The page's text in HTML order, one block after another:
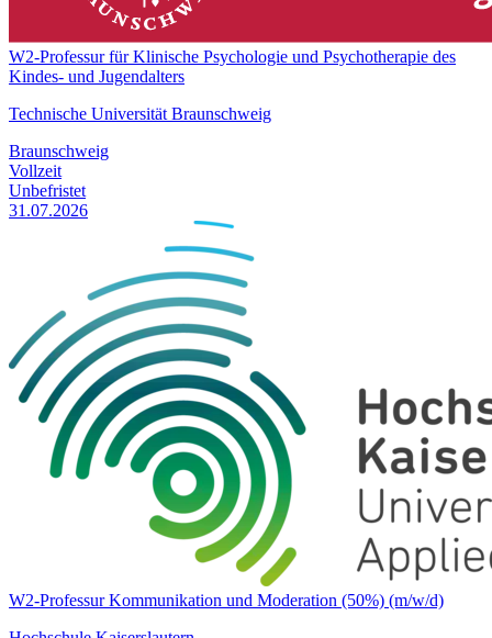
W2-Professur für Klinische Psychologie und Psychotherapie des
Kindes- und Jugendalters
Technische Universität Braunschweig
Braunschweig
Vollzeit
Unbefristet
31.07.2026
W2-Professur Kommunikation und Moderation (50%) (m/w/d)